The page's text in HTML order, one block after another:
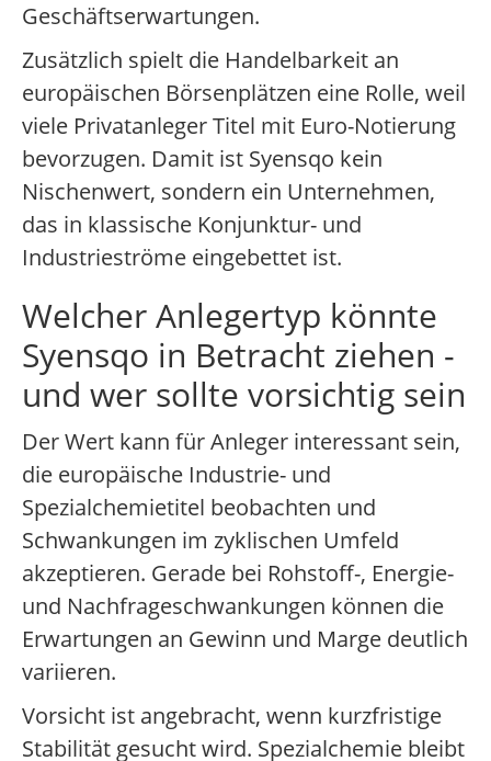
Geschäftserwartungen.
Zusätzlich spielt die Handelbarkeit an
europäischen Börsenplätzen eine Rolle, weil
viele Privatanleger Titel mit Euro-Notierung
bevorzugen. Damit ist Syensqo kein
Nischenwert, sondern ein Unternehmen,
das in klassische Konjunktur- und
Industrieströme eingebettet ist.
Welcher Anlegertyp könnte
Syensqo in Betracht ziehen -
und wer sollte vorsichtig sein
Der Wert kann für Anleger interessant sein,
die europäische Industrie- und
Spezialchemietitel beobachten und
Schwankungen im zyklischen Umfeld
akzeptieren. Gerade bei Rohstoff-, Energie-
und Nachfrageschwankungen können die
Erwartungen an Gewinn und Marge deutlich
variieren.
Vorsicht ist angebracht, wenn kurzfristige
Stabilität gesucht wird. Spezialchemie bleibt